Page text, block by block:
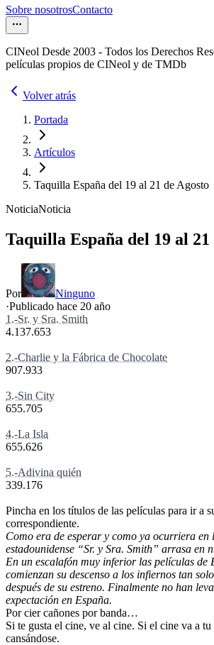
Sobre nosotrosContacto
CINeol Desde 2003 - Todos los Derechos
películas propios de CINeol y de TMDb
Volver atrás
Portada
Artículos
Taquilla España del 19 al 21 de Agosto
NoticiaNoticia
Taquilla España del 19 al 21
Por
Ninguno
·Publicado hace 20 año
1.-Sr. y Sra. Smith
4.137.653
2.-Charlie y la Fábrica de Chocolate
907.933
3.-Sin City
655.705
4.-La Isla
655.626
5.-Adivina quién
339.176
Pincha en los títulos de las películas para ir a
correspondiente.
Como era de esperar y como ya ocurriera en
estadounidense “Sr. y Sra. Smith” arrasa en
En un escalafón muy inferior las películas de
comienzan su descenso a los infiernos tan
después de su estreno. Finalmente no han
expectación en España.
Por cier cañones por banda…
Si te gusta el cine, ve al cine. Si el cine va a tu
cansándose.